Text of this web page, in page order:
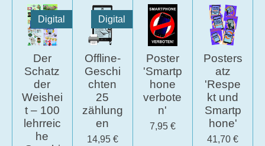
Digital
Der
Schatz
der
Weishei
t – 100
lehrreic
he
Digital
Offline-
Geschi
chten
25
zählung
en
14,95 €
Poster
'Smartp
hone
verbote
n'
7,95 €
Posters
atz
'Respe
kt und
Smartp
hone'
41,70 €